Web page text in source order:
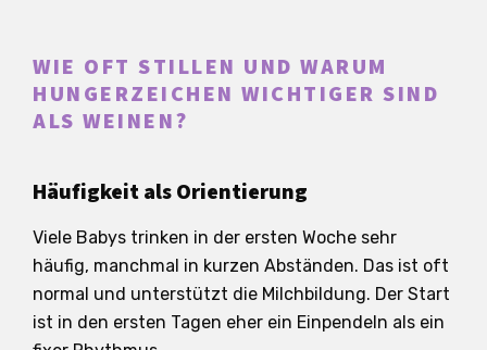
WIE OFT STILLEN UND WARUM
HUNGERZEICHEN WICHTIGER SIND
ALS WEINEN?
Häufigkeit als Orientierung
Viele Babys trinken in der ersten Woche sehr
häufig, manchmal in kurzen Abständen. Das ist oft
normal und unterstützt die Milchbildung. Der Start
ist in den ersten Tagen eher ein Einpendeln als ein